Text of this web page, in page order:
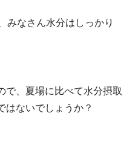
みなさん水分はしっかり
で、夏場に比べて水分摂取
はないでしょうか？